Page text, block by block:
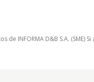
de INFORMA D&B S.A.